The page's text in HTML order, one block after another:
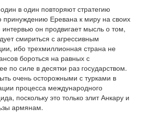
в один повторяют стратегию
принуждению Еревана к миру на своих
он продвигает мысль о том,
смириться с агрессивным
ибо трехмиллионная страна не
бороться на равных с
по силе в десятки раз государством.
очень осторожными с турками в
процесса международного
поскольку это только злит Анкару и
армянам.